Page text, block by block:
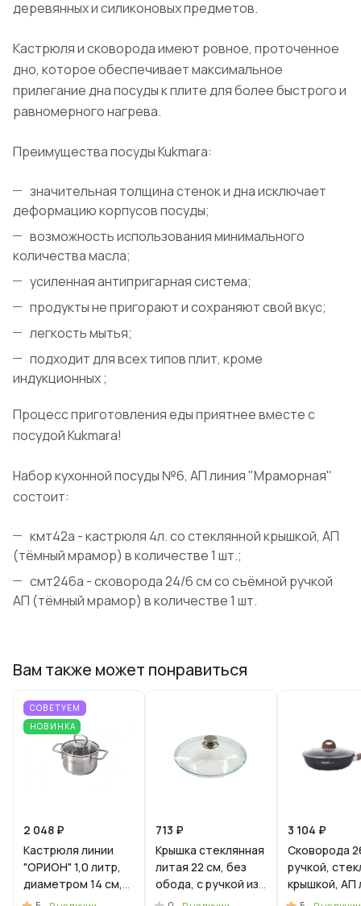
деревянных и силиконовых предметов.
Кастрюля и сковорода имеют ровное, проточенное
дно, которое обеспечивает максимальное
прилегание дна посуды к плите для более быстрого и
равномерного нагрева.
Преимущества посуды Kukmara:
значительная толщина стенок и дна исключает
деформацию корпусов посуды;
возможность использования минимального
количества масла;
усиленная антипригарная система;
продукты не пригорают и сохраняют свой вкус;
легкость мытья;
подходит для всех типов плит, кроме
индукционных ;
Процесс приготовления еды приятнее вместе с
посудой Kukmara!
Набор кухонной посуды №6, АП линия "Мраморная"
состоит:
кмт42а - кастрюля 4л. со стеклянной крышкой, АП
(тёмный мрамор) в количестве 1 шт.;
смт246а - сковорода 24/6 см со съёмной ручкой
АП (тёмный мрамор) в количестве 1 шт.
Вам также может понравиться
СОВЕТУЕМ
НОВИНКА
2 048 ₽
Кастрюля линии
"ОРИОН" 1,0 литр,
диаметром 14 см,
со стеклянной
713 ₽
Крышка стеклянная
литая 22 см, без
обода, с ручкой из
нерж.стали
3 104 ₽
Сковорода
ручкой,
крышкой, АП
"Гранит